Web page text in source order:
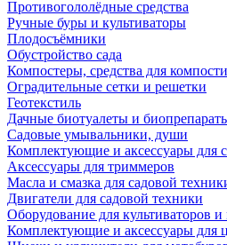
Противогололёдные средства
Ручные буры и культиваторы
Плодосъёмники
Обустройство сада
Компостеры, средства для
Оградительные сетки и решетки
Геотекстиль
Дачные биотуалеты и
Садовые умывальники, души
Комплектующие и аксессуары для
Аксессуары для триммеров
Масла и смазка для садовой
Двигатели для садовой техники
Оборудование для культиваторов и
Комплектующие и аксессуары для